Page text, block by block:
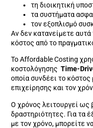
τη διοικητική
τα συστήματα
τον εξοπλισμό
Αν δεν κατανείμετε
κόστος από το
Το Affordable Costing
κοστολόγησηςTime-
οποία συνδέει το
επιχείρησης και τον
Ο χρόνος λειτουργεί ως
δραστηριότητες. Για τα
με τον χρόνο, μπορείτε